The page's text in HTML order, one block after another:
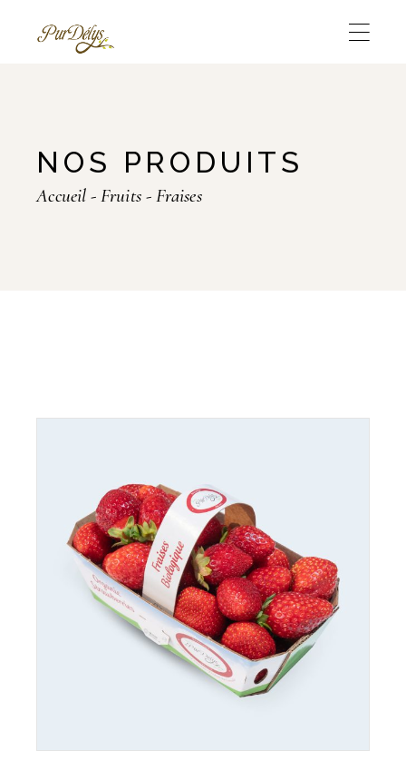
NOS PRODUITS
Accueil Fruits Fraises